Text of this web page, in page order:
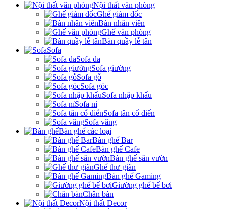
Nội thất văn phòng
Ghế giám đốc
Bàn nhân viên
Ghế văn phòng
Bàn quầy lễ tân
Sofa
Sofa da
Sofa giường
Sofa gỗ
Sofa góc
Sofa nhập khẩu
Sofa nỉ
Sofa tân cổ điển
Sofa văng
Bàn ghế các loại
Bàn ghế Bar
Bàn ghế Cafe
Bàn ghế sân vườn
Ghế thư giãn
Bàn ghế Gaming
Giường ghế bể bơi
Chân bàn
Nội thất Decor